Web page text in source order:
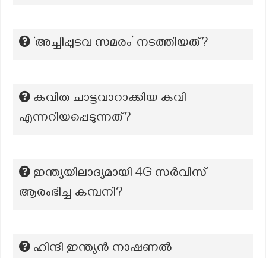
‘അച്ചിപ്പുടവ സമരം’ നടത്തിയത്?
കവിത ചാട്ടവാറാക്കിയ കവി
എന്നറിയപ്പെടുന്നത്?
ഇന്ത്യയിലാദ്യമായി 4G സർവിസ്
ആരംഭിച്ച കമ്പനി?
ഹിന്ദി ഇന്ത്യൻ നാഷണൽ